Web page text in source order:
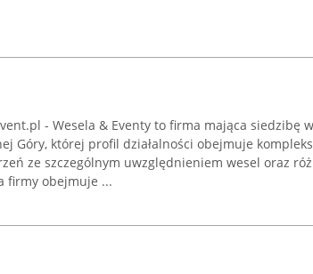
- Wesela & Eventy to firma mająca siedzibę
Góry, której profil działalności obejmuje
ze szczególnym uwzględnieniem wesel oraz
firmy obejmuje ...